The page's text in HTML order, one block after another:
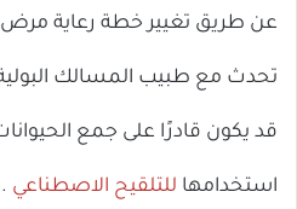
عن طريق تغيير خطة رعاية
تحدث مع طبيب المسالك
قد يكون قادرًا على جمع
استخدامها للتلقيح الاصطناعي .